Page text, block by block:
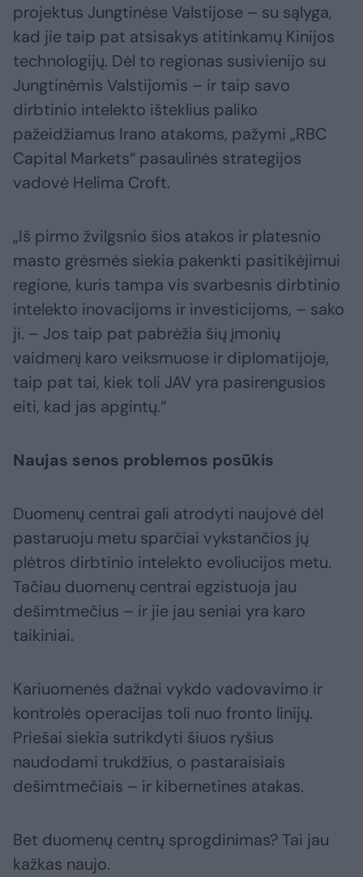
projektus Jungtinėse Valstijose – su sąlyga,
kad jie taip pat atsisakys atitinkamų Kinijos
technologijų. Dėl to regionas susivienijo su
Jungtinėmis Valstijomis – ir taip savo
dirbtinio intelekto išteklius paliko
pažeidžiamus Irano atakoms, pažymi „RBC
Capital Markets“ pasaulinės strategijos
vadovė Helima Croft.
„Iš pirmo žvilgsnio šios atakos ir platesnio
masto grėsmės siekia pakenkti pasitikėjimui
regione, kuris tampa vis svarbesnis dirbtinio
intelekto inovacijoms ir investicijoms, – sako
ji. – Jos taip pat pabrėžia šių įmonių
vaidmenį karo veiksmuose ir diplomatijoje,
taip pat tai, kiek toli JAV yra pasirengusios
eiti, kad jas apgintų.“
Naujas senos problemos posūkis
Duomenų centrai gali atrodyti naujovė dėl
pastaruoju metu sparčiai vykstančios jų
plėtros dirbtinio intelekto evoliucijos metu.
Tačiau duomenų centrai egzistuoja jau
dešimtmečius – ir jie jau seniai yra karo
taikiniai.
Kariuomenės dažnai vykdo vadovavimo ir
kontrolės operacijas toli nuo fronto linijų.
Priešai siekia sutrikdyti šiuos ryšius
naudodami trukdžius, o pastaraisiais
dešimtmečiais – ir kibernetines atakas.
Bet duomenų centrų sprogdinimas? Tai jau
kažkas naujo.